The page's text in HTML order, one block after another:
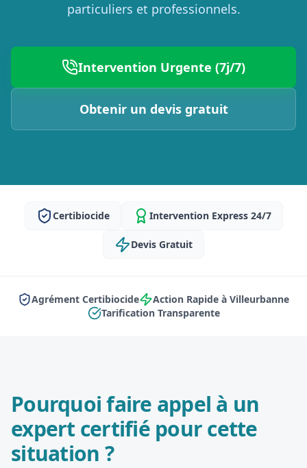
particuliers et professionnels.
Intervention Urgente (7j/7)
Obtenir un devis gratuit
Certibiocide Intervention Express 24/7
Devis Gratuit
Agrément Certibiocide
Action Rapide à Villeurbanne
Tarification Transparente
Pourquoi faire appel à un
expert certifié pour cette
situation ?